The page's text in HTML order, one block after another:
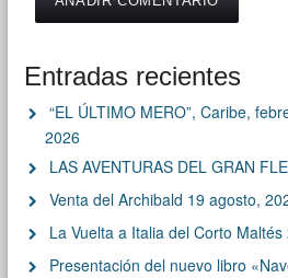
Entradas recientes
“EL ÚLTIMO MERO”, Caribe,
2026
LAS AVENTURAS DEL GRAN
Venta del Archibald 19 agosto,
La Vuelta a Italia del Corto Maltés
Presentación del nuevo libro